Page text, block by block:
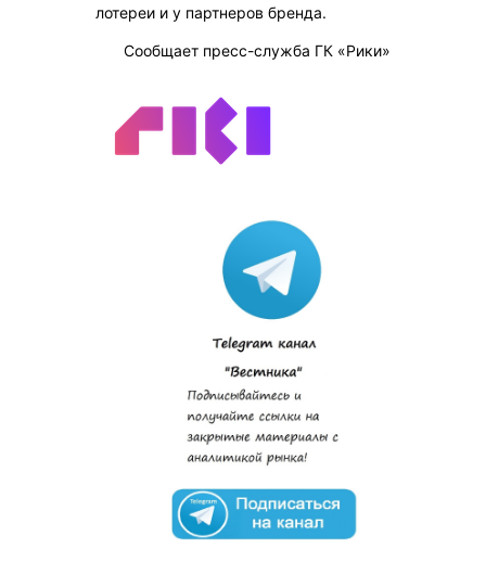
лотереи и у партнеров бренда.
Сообщает пресс-служба ГК «Рики»